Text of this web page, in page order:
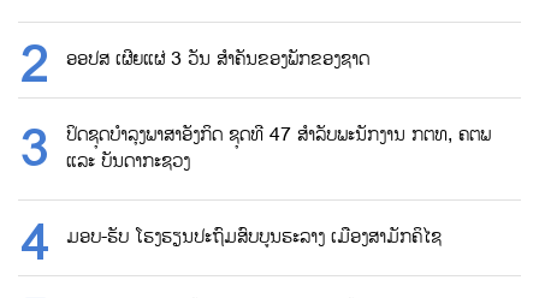
ອອປສ ເຜີຍແຜ່ 3 ວັນ ສຳຄັນຂອງພັກຂອງຊາດ
ປິດຊຸດບຳລຸງພາສາອັງກິດ ຊຸດທີ 47 ສຳລັບພະນັກງານ ກຕທ, ຄຕພ
ແລະ ບັນດາກະຊວງ
ມອບ-ຮັບ ໂຮງຮຽນປະຖົມສົບບູນຮະລາງ ເມືອງສາມັກຄິໄຊ